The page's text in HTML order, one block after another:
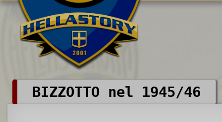
Benvenuti su HELLASTORY.net
BIZZOTTO nel 1945/46